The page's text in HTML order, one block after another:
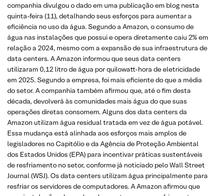
companhia divulgou o dado em uma publicação em blog nesta
quinta-feira (11), detalhando seus esforços para aumentar a
eficiência no uso da água. Segundo a Amazon, o consumo de
água nas instalações que possui e opera diretamente caiu 2% em
relação a 2024, mesmo com a expansão de sua infraestrutura de
data centers. A Amazon informou que seus data centers
utilizaram 0,12 litro de água por quilowatt-hora de eletricidade
em 2025. Segundo a empresa, foi mais eficiente do que a média
do setor. A companhia também afirmou que, até o fim desta
década, devolverá às comunidades mais água do que suas
operações diretas consomem. Alguns dos data centers da
Amazon utilizam água residual tratada em vez de água potável.
Essa mudança está alinhada aos esforços mais amplos de
legisladores no Capitólio e da Agência de Proteção Ambiental
dos Estados Unidos (EPA) para incentivar práticas sustentáveis
de resfriamento no setor, conforme já noticiado pelo Wall Street
Journal (WSJ). Os data centers utilizam água principalmente para
resfriar os servidores de computadores. A Amazon afirmou que